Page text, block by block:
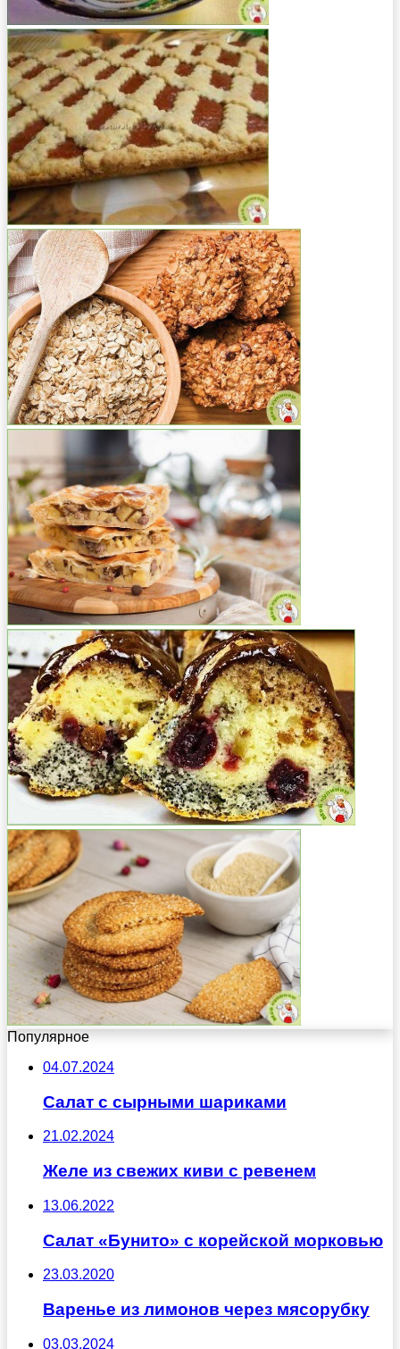
Популярное
04.07.2024
Салат с сырными шариками
21.02.2024
Желе из свежих киви с ревенем
13.06.2022
Салат «Бунито» с корейской морковью
23.03.2020
Варенье из лимонов через мясорубку
03.03.2024